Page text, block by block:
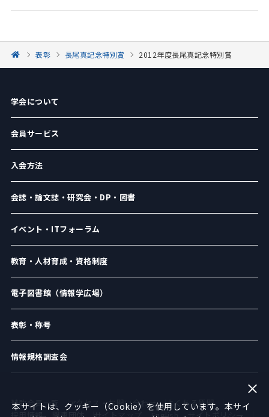
表彰 長尾真記念特別賞 2012年度長尾真記念特別賞
学会について
会員サービス
入会方法
会誌・論文誌・研究会・DP・図書
イベント・ITフォーラム
教育・人材育成・資格制度
電子図書館（情報学広場）
表彰・称号
情報規格調査会
賛助会員一覧 アクセス・お問い合わせ
よくある質問
本サイトは、クッキー（Cookie）を使用しています。本サイ